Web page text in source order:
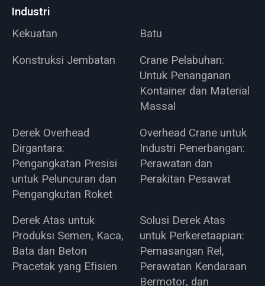
Industri
Kekuatan
Batu
Konstruksi Jembatan
Crane Pelabuhan:
Untuk Penanganan
Kontainer dan Material
Massal
Derek Overhead
Dirgantara:
Pengangkatan Presisi
untuk Peluncuran dan
Pengangkutan Roket
Overhead Crane untuk
Industri Penerbangan:
Perawatan dan
Perakitan Pesawat
Derek Atas untuk
Produksi Semen, Kaca,
Bata dan Beton
Pracetak yang Efisien
Solusi Derek Atas
untuk Perkeretaapian:
Pemasangan Rel,
Perawatan Kendaraan
Bermotor, dan